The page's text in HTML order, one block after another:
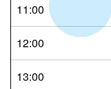
11:00
12:00
13:00